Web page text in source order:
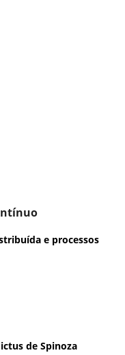
e processos
de Spinoza